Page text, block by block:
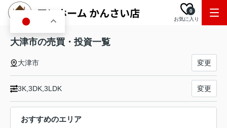
お気に入り
0
大津市の売買・投資一覧
大津市 変更
3K,3DK,3LDK 変更
おすすめのエリア